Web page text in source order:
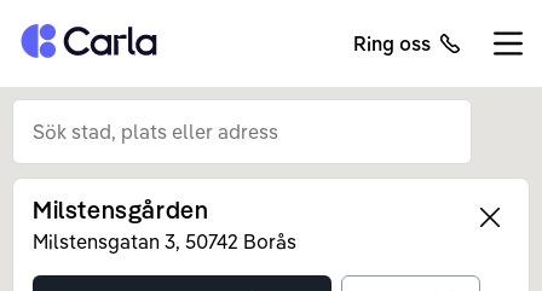
Tillbaka till startsidan Ring oss
Left
Milstensgården
Milstensgatan 3, 50742 Borås